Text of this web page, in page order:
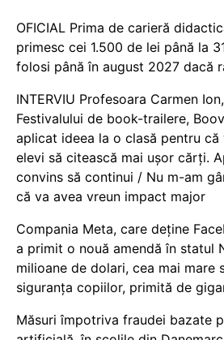
OFICIAL Prima de carieră
primesc cei 1.500 de lei până la
folosi până în august 2027 dacă
INTERVIU Profesoara Carmen
Festivalului de book-trailere,
aplicat ideea la o clasă pentru
elevi să citească mai ușor cărți.
convins să continui / Nu m-am
că va avea vreun impact major
Compania Meta, care deține
a primit o nouă amendă în statul
milioane de dolari, cea mai mare
siguranța copiilor, primită de
Măsuri împotriva fraudei bazate